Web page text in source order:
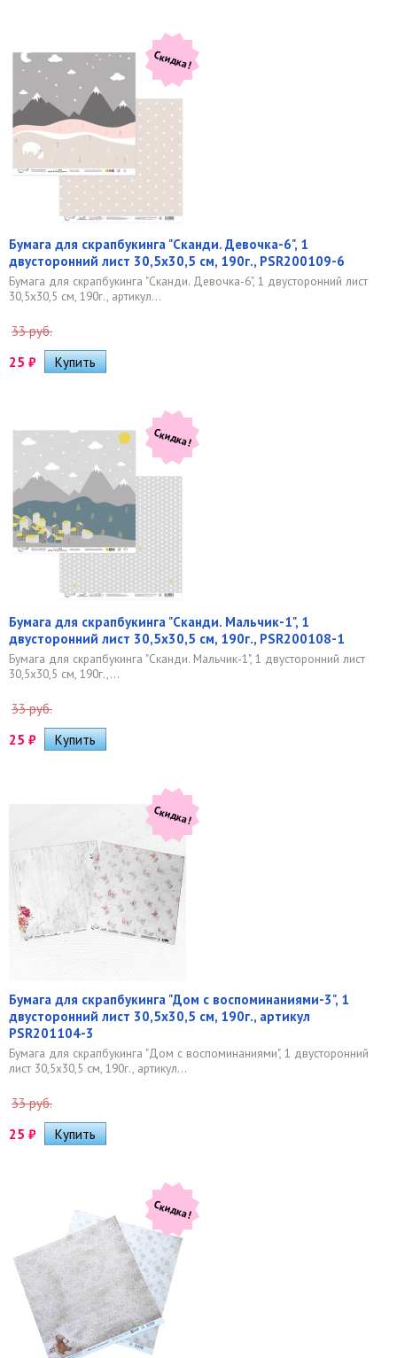
Скидка!
Бумага для скрапбукинга "Сканди. Девочка-6", 1
двусторонний лист 30,5х30,5 см, 190г., PSR200109-6
Бумага для скрапбукинга "Сканди. Девочка-6", 1 двусторонний лист
30,5х30,5 см, 190г., артикул...
33 руб.
25 ₽
Скидка!
Бумага для скрапбукинга "Сканди. Мальчик-1", 1
двусторонний лист 30,5х30,5 см, 190г., PSR200108-1
Бумага для скрапбукинга "Сканди. Мальчик-1", 1 двусторонний лист
30,5х30,5 см, 190г.,...
33 руб.
25 ₽
Скидка!
Бумага для скрапбукинга "Дом с воспоминаниями-3", 1
двусторонний лист 30,5х30,5 см, 190г., артикул
PSR201104-3
Бумага для скрапбукинга "Дом с воспоминаниями", 1 двусторонний
лист 30,5х30,5 см, 190г., артикул...
33 руб.
25 ₽
Скидка!